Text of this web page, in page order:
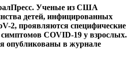
Ученые из США
детей, инфицированных
2, проявляются специфические
COVID-19 у взрослых.
опубликованы в журнале